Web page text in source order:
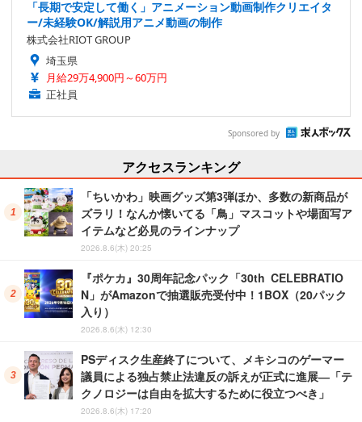
「長期で安定して働く」アニメーション動画制作クリエイタ
ー/未経験OK/解説用アニメ動画の制作
株式会社RIOT GROUP
埼玉県
月給29万4,900円～60万円
正社員
Sponsored by
アクセスランキング
「ちいかわ」映画グッズ第3弾ほか、多数の新商品が
ズラリ！なんか懐いてる「鳥」マスコットや場面写ア
イテムなど必見のラインナップ
2026.8.6(木) 20:25
『ポケカ』30周年記念パック「30th CELEBRATIO
N」がAmazonで抽選販売受付中！1BOX（20パック
入り）
2026.8.6(木) 12:30
PSディスク生産終了について、メキシコのゲーマー
議員による独占禁止法違反の訴えが正式に進展―「テ
クノロジーは自由を拡大するために役立つべき」
2026.8.6(木) 17:20